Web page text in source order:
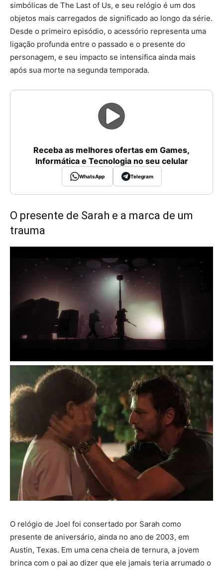
simbólicas de The Last of Us, e seu relógio é um dos
objetos mais carregados de significado ao longo da série.
Desde o primeiro episódio, o acessório representa uma
ligação profunda entre o passado e o presente do
personagem, e seu impacto se intensifica ainda mais
após sua morte na segunda temporada.
Receba as melhores ofertas em Games,
Informática e Tecnologia no seu celular
WhatsApp Telegram
O presente de Sarah e a marca de um
trauma
O relógio de Joel foi consertado por Sarah como
presente de aniversário, ainda no ano de 2003, em
Austin, Texas. Em uma cena cheia de ternura, a jovem
brinca com o pai ao dizer que ele jamais teria arrumado o